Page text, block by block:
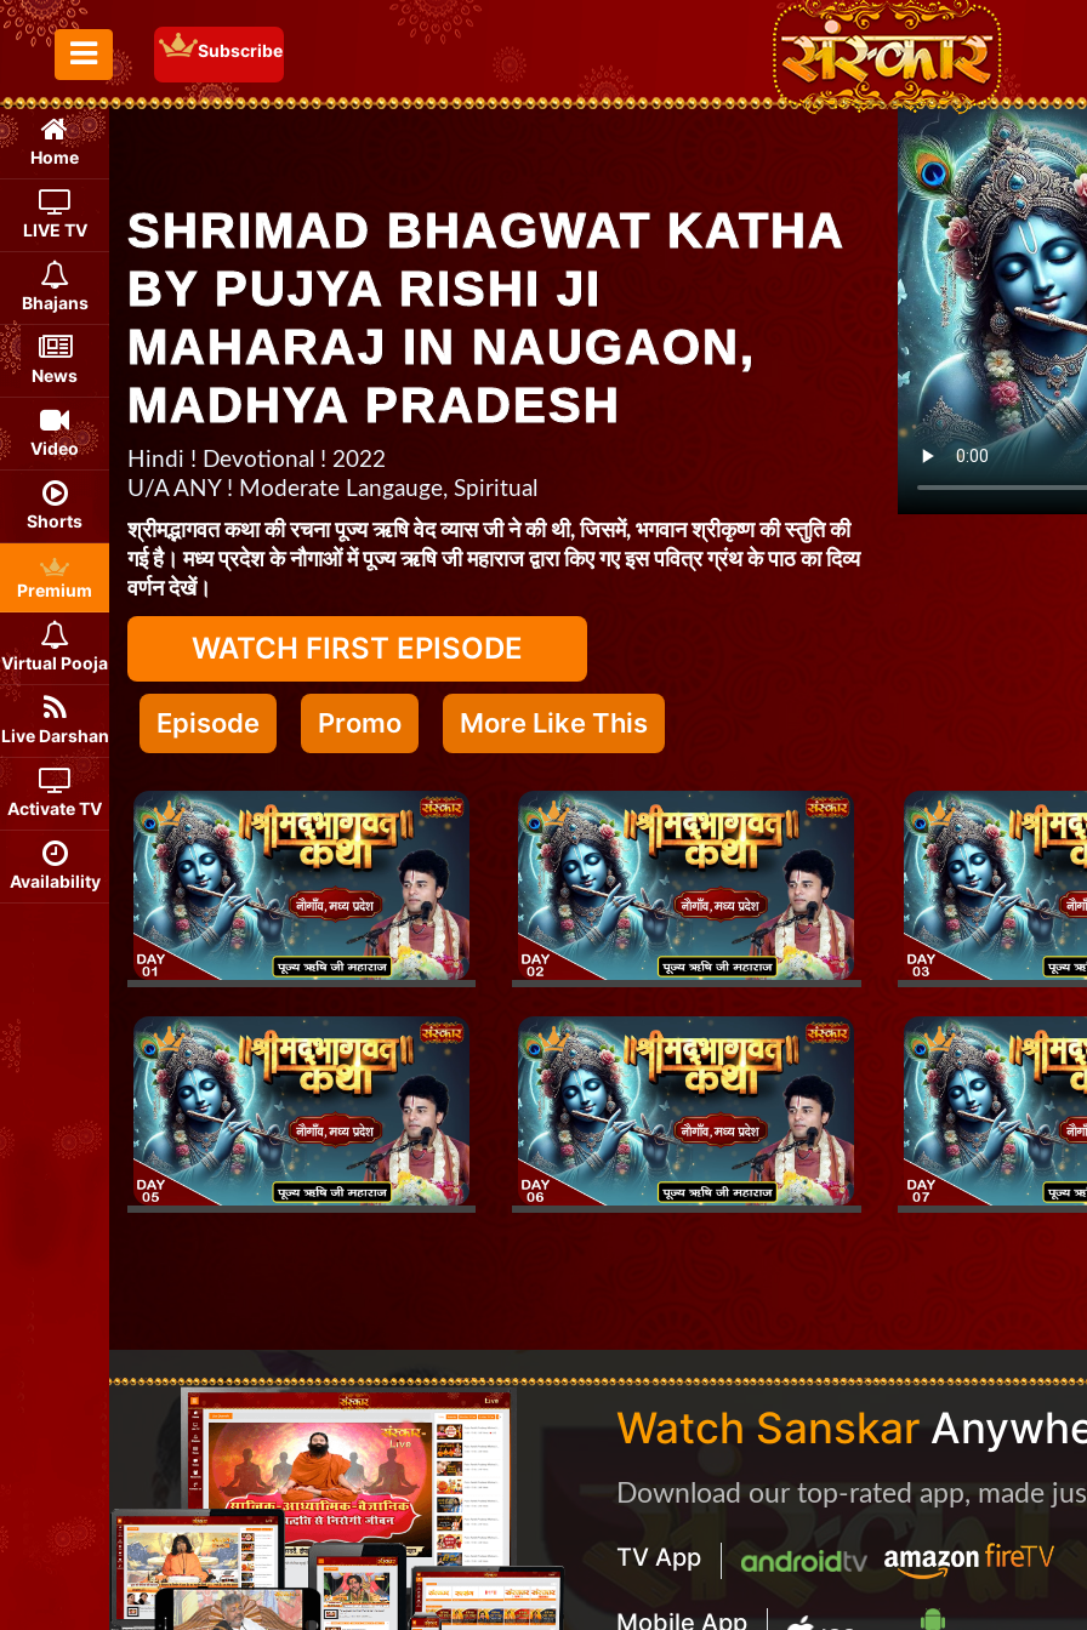
Toggle Menu
Subscribe
Home
LIVE TV
Bhajans
News
Video
Shorts
Premium
Virtual Pooja
Live Darshan
Activate TV
Availability
SHRIMAD BHAGWAT KATHA
BY PUJYA RISHI JI
MAHARAJ IN NAUGAON,
MADHYA PRADESH
Hindi ! Devotional ! 2022
U/A ANY ! Moderate Langauge, Spiritual
श्रीमद्भागवत कथा की रचना पूज्य ऋषि वेद व्यास जी ने की थी, जिसमें, भगवान श्रीकृष्ण की स्तुति की
गई है। मध्य प्रदेश के नौगाओं में पूज्य ऋषि जी महाराज द्वारा किए गए इस पवित्र ग्रंथ के पाठ का दिव्य
वर्णन देखें।
WATCH FIRST EPISODE
Episode Promo More Like This
Watch Sanskar
Download our top-rated app, made
TV App
Mobile App